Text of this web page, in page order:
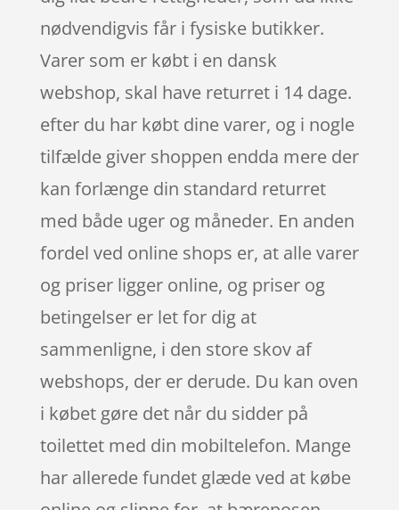
nødvendigvis får i fysiske butikker.
Varer som er købt i en dansk
webshop, skal have returret i 14 dage.
efter du har købt dine varer, og i nogle
tilfælde giver shoppen endda mere der
kan forlænge din standard returret
med både uger og måneder. En anden
fordel ved online shops er, at alle varer
og priser ligger online, og priser og
betingelser er let for dig at
sammenligne, i den store skov af
webshops, der er derude. Du kan oven
i købet gøre det når du sidder på
toilettet med din mobiltelefon. Mange
har allerede fundet glæde ved at købe